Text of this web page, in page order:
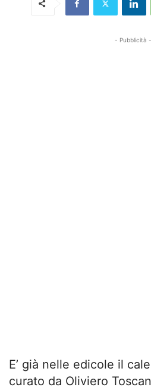
- Pubblicità -
E’ già nelle edicole il
curato da Oliviero